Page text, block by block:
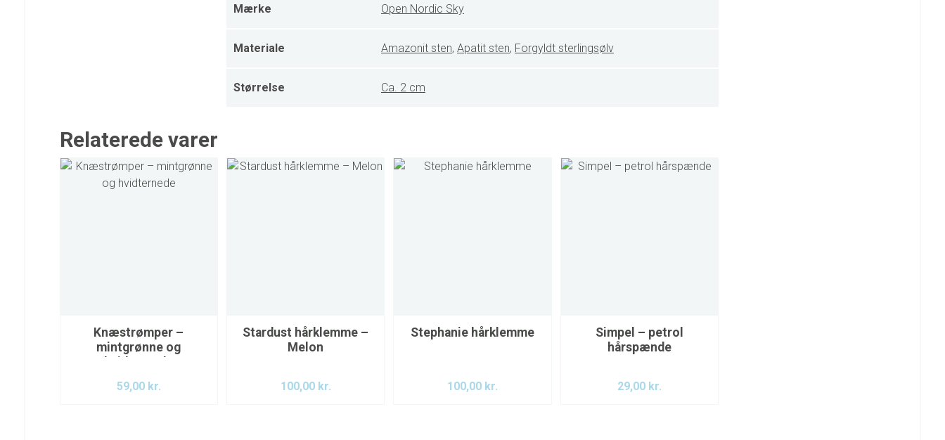
Mærke Open Nordic Sky
Materiale Amazonit sten, Apatit sten, Forgyldt sterlingsølv
Størrelse Ca. 2 cm
Relaterede varer
Knæstrømper –
mintgrønne og
59,00 kr.
Stardust hårklemme –
Melon
100,00 kr.
Stephanie hårklemme
100,00 kr.
Simpel – petrol
hårspænde
29,00 kr.